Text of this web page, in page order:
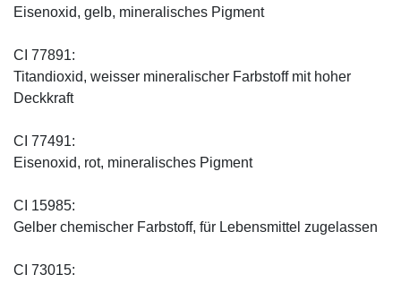
Eisenoxid, gelb, mineralisches Pigment
CI 77891:
Titandioxid, weisser mineralischer Farbstoff mit hoher
Deckkraft
CI 77491:
Eisenoxid, rot, mineralisches Pigment
CI 15985:
Gelber chemischer Farbstoff, für Lebensmittel zugelassen
CI 73015: